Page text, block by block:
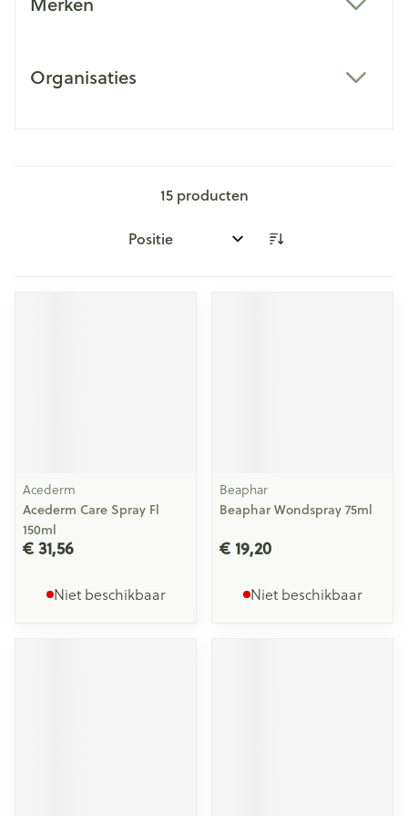
Organisaties
15producten
Sorteer op:
Acederm
Acederm Care Spray Fl
150ml
€ 31,56
Niet beschikbaar
Beaphar
Beaphar Wondspray 75ml
€ 19,20
Niet beschikbaar